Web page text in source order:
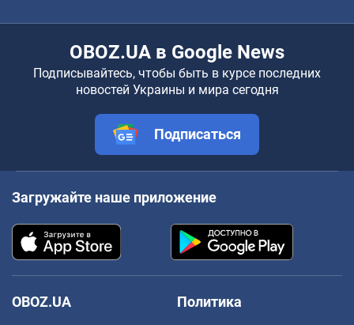
OBOZ.UA в Google News
Подписывайтесь, чтобы быть в курсе последних
новостей Украины и мира сегодня
Подписаться
Загружайте наше приложение
OBOZ.UA
Политика